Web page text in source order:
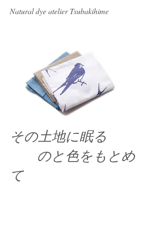
Natural dye atelier Tsubakihime
その土地に眠る
のと色をもとめ
て